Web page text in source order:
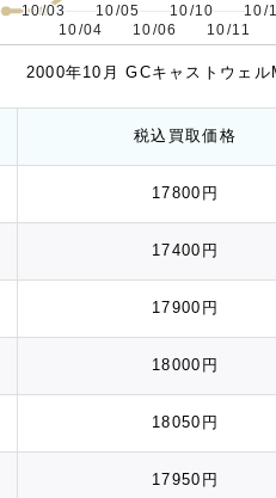
10/03
10/03
10/04
10/04
10/05
10/05
10/06
10/06
10/10
10/10
10/11
10/11
10/
10/
2000年10月 GCキャストウェ
税込 買取価格
17800円
17400円
17900円
18000円
18050円
17950円